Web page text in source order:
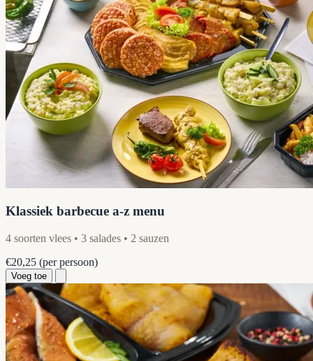
Klassiek barbecue a-z menu
4 soorten vlees • 3 salades • 2 sauzen
€20,25 (per persoon)
Voeg toe